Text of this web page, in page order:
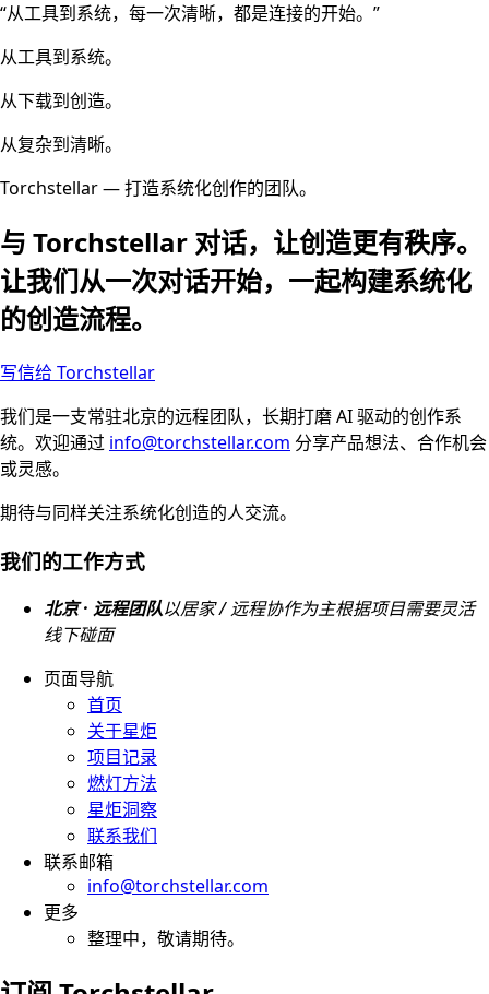
“从工具到系统，每一次清晰，都是连接的开始。”
从工具到系统。
从下载到创造。
从复杂到清晰。
Torchstellar — 打造系统化创作的团队。
与 Torchstellar 对话，让创造更有秩序。
让我们从一次对话开始，一起构建系统化
的创造流程。
写信给 Torchstellar
我们是一支常驻北京的远程团队，长期打磨 AI 驱动的创作系
统。欢迎通过 info@torchstellar.com 分享产品想法、合作机会
或灵感。
期待与同样关注系统化创造的人交流。
我们的工作方式
北京 · 远程团队以居家 / 远程协作为主根据项目需要灵活
线下碰面
页面导航
首页
关于星炬
项目记录
燃灯方法
星炬洞察
联系我们
联系邮箱
info@torchstellar.com
更多
整理中，敬请期待。